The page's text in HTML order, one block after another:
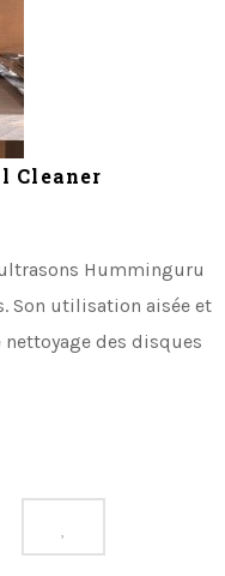
Cleaner
Humminguru
Son utilisation aisée et
des disques